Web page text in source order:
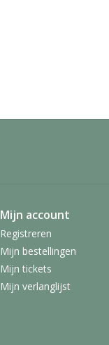
Mijn account
Registreren
Mijn bestellingen
Mijn tickets
Mijn verlanglijst